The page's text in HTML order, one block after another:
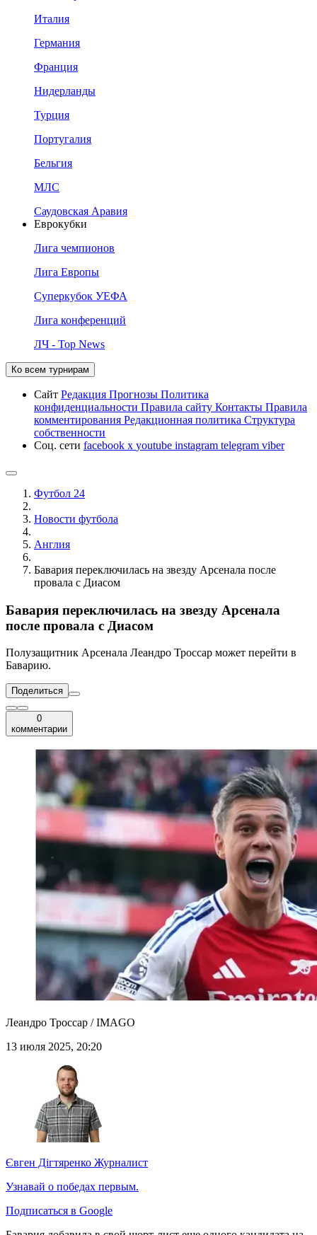
Италия
Германия
Франция
Нидерланды
Турция
Португалия
Бельгия
МЛС
Саудовская Аравия
Еврокубки
Лига чемпионов
Лига Европы
Суперкубок УЕФА
Лига конференций
ЛЧ - Top News
Ко всем турнирам
Сайт Редакция Прогнозы Политика
конфиденциальности Правила сайту Контакты Правила
комментирования Редакционная политика Структура
собственности
Соц. сети facebook x youtube instagram telegram viber
Футбол 24
Новости футбола
Англия
Бавария переключилась на звезду Арсенала после
провала с Диасом
Бавария переключилась на звезду Арсенала
после провала с Диасом
Полузащитник Арсенала Леандро Троссар может перейти в
Баварию.
Поделиться
0
комментарии
Леандро Троссар / IMAGO
13 июля 2025, 20:20
Євген Дігтяренко Журналист
Узнавай о победах первым.
Подписаться в Google